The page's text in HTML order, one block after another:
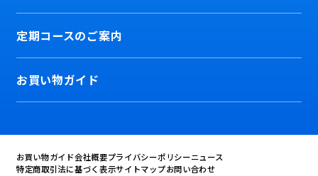
定期コースのご案内
お買い物ガイド
お買い物ガイド会社概要プライバシーポリシーニュース
特定商取引法に基づく表示サイトマップお問い合わせ